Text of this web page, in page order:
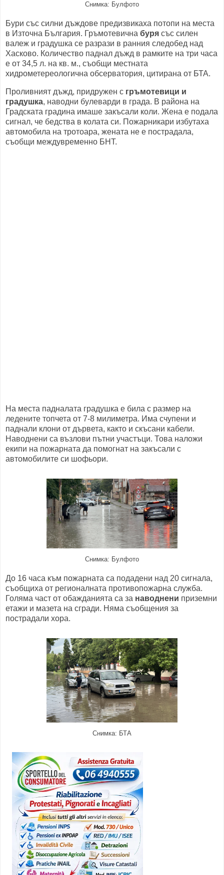
Снимка: Булфото
Бури със силни дъждове предизвикаха потопи на места
в Източна България. Гръмотевична буря със силен
валеж и градушка се разрази в ранния следобед над
Хасково. Количество паднал дъжд в рамките на три часа
е от 34,5 л. на кв. м., съобщи местната
хидрометереологична обсерватория, цитирана от БТА.
Проливният дъжд, придружен с гръмотевици и
градушка, наводни булеварди в града. В района на
Градската градина имаше закъсали коли. Жена е подала
сигнал, че бедства в колата си. Пожарникари избутаха
автомобила на тротоара, жената не е пострадала,
съобщи междувременно БНТ.
На места падналата градушка е била с размер на
ледените топчета от 7-8 милиметра. Има счупени и
паднали клони от дървета, както и скъсани кабели.
Наводнени са възлови пътни участъци. Това наложи
екипи на пожарната да помогнат на закъсали с
автомобилите си шофьори.
Снимка: Булфото
До 16 часа към пожарната са подадени над 20 сигнала,
съобщиха от регионалната противопожарна служба.
Голяма част от обажданията са за наводнени приземни
етажи и мазета на сгради. Няма съобщения за
пострадали хора.
Снимка: БТА